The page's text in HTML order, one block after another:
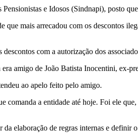
e Idosos (Sindnapi), posto
mais arrecadou com os descontos
com a autorização dos
amigo de João Batista Inocentini, ex-
ao apelo feito pelo amigo.
a entidade até hoje. Foi ele
elaboração de regras internas e definir